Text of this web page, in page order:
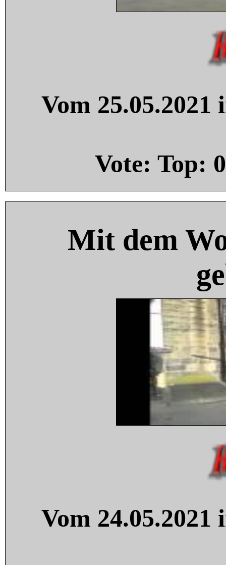
Vom
Vote: Top: 0
Mit dem
Vom